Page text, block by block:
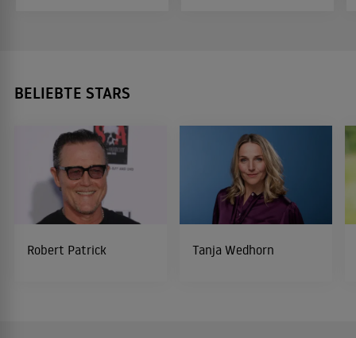
BELIEBTE STARS
Robert Patrick Tanja Wedhorn